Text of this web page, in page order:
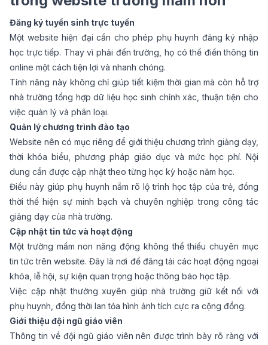
Đăng ký tuyển sinh trực tuyến
Một website hiện đại cần cho phép phụ huynh đăng ký nhập
học trực tiếp. Thay vì phải đến trường, họ có thể điền thông tin
online một cách tiện lợi và nhanh chóng.
Tính năng này không chỉ giúp tiết kiệm thời gian mà còn hỗ trợ
nhà trường tổng hợp dữ liệu học sinh chính xác, thuận tiện cho
việc quản lý và phân loại.
Quản lý chương trình đào tạo
Website nên có mục riêng để giới thiệu chương trình giảng dạy,
thời khóa biểu, phương pháp giáo dục và mức học phí. Nội
dung cần được cập nhật theo từng học kỳ hoặc năm học.
Điều này giúp phụ huynh nắm rõ lộ trình học tập của trẻ, đồng
thời thể hiện sự minh bạch và chuyên nghiệp trong công tác
giảng dạy của nhà trường.
Cập nhật tin tức và hoạt động
Một trường mầm non năng động không thể thiếu chuyên mục
tin tức trên website. Đây là nơi để đăng tải các hoạt động ngoại
khóa, lễ hội, sự kiện quan trọng hoặc thông báo học tập.
Việc cập nhật thường xuyên giúp nhà trường giữ kết nối với
phụ huynh, đồng thời lan tỏa hình ảnh tích cực ra cộng đồng.
Giới thiệu đội ngũ giáo viên
Thông tin về đội ngũ giáo viên nên được trình bày rõ ràng với